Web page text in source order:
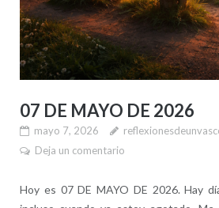
07 DE MAYO DE 2026
mayo 7, 2026
Deja un comentario
Hoy es 07 DE MAYO DE 2026. Hay